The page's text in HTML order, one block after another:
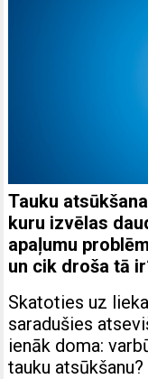
Tauku
kuru izvēlas
apaļumu
un cik droša tā
Skatoties uz
saradušies
ienāk doma:
tauku atsūkšanu?